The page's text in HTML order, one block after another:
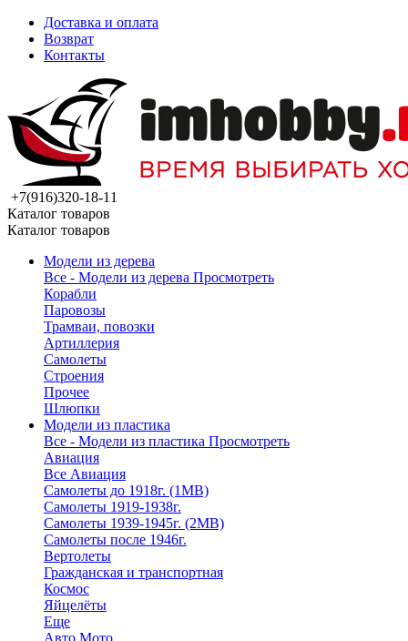
Доставка и оплата
Возврат
Контакты
+7(916)320-18-11
Каталог товаров
Каталог товаров
Модели из дерева
Все - Модели из дерева Просмотреть
Корабли
Паровозы
Трамваи, повозки
Артиллерия
Самолеты
Строения
Прочее
Шлюпки
Модели из пластика
Все - Модели из пластика Просмотреть
Авиация
Все Авиация
Самолеты до 1918г. (1МВ)
Самолеты 1919-1938г.
Самолеты 1939-1945г. (2МВ)
Самолеты после 1946г.
Вертолеты
Гражданская и транспортная
Космос
Яйцелёты
Еще
Авто Мото